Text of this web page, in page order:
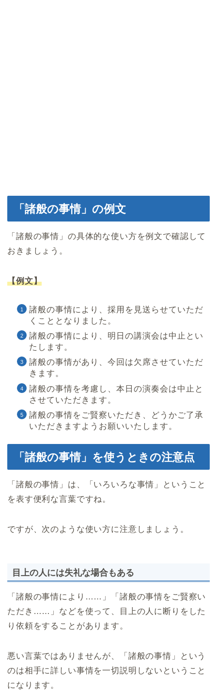
「諸般の事情」の例文
「諸般の事情」の具体的な使い方を例文で確認して
おきましょう。
【例文】
諸般の事情により、採用を見送らせていただ
くこととなりました。
諸般の事情により、明日の講演会は中止とい
たします。
諸般の事情があり、今回は欠席させていただ
きます。
諸般の事情を考慮し、本日の演奏会は中止と
させていただきます。
諸般の事情をご賢察いただき、どうかご了承
いただきますようお願いいたします。
「諸般の事情」を使うときの注意点
「諸般の事情」は、「いろいろな事情」ということ
を表す便利な言葉ですね。
ですが、次のような使い方に注意しましょう。
目上の人には失礼な場合もある
「諸般の事情により……」「諸般の事情をご賢察い
ただき……」などを使って、目上の人に断りをした
り依頼をすることがあります。
悪い言葉ではありませんが、「諸般の事情」という
のは相手に詳しい事情を一切説明しないということ
になります。